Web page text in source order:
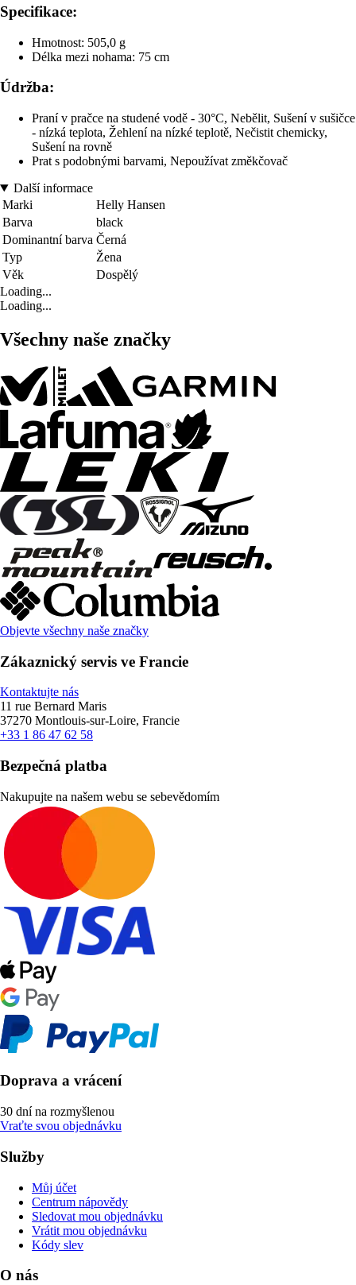
Specifikace:
Hmotnost: 505,0 g
Délka mezi nohama: 75 cm
Údržba:
Praní v pračce na studené vodě - 30°C, Nebělit, Sušení v sušičce
- nízká teplota, Žehlení na nízké teplotě, Nečistit chemicky,
Sušení na rovně
Prat s podobnými barvami, Nepoužívat změkčovač
Další informace
Marki
Helly Hansen
Barva
black
Dominantní barva Černá
Typ
Žena
Věk
Dospělý
Loading...
Loading...
Všechny naše značky
Objevte všechny naše značky
Zákaznický servis ve Francie
Kontaktujte nás
11 rue Bernard Maris
37270 Montlouis-sur-Loire, Francie
+33 1 86 47 62 58
Bezpečná platba
Nakupujte na našem webu se sebevědomím
Doprava a vrácení
30 dní na rozmyšlenou
Vraťte svou objednávku
Služby
Můj účet
Centrum nápovědy
Sledovat mou objednávku
Vrátit mou objednávku
Kódy slev
O nás